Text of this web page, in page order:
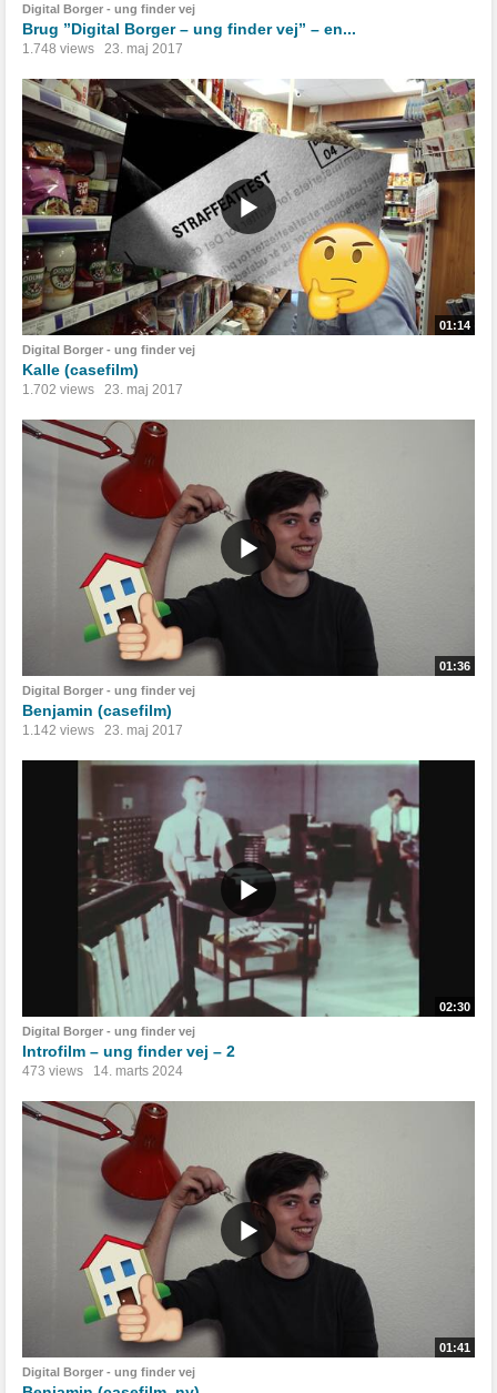
Digital Borger - ung finder vej
Brug ”Digital Borger – ung finder vej” – en...
1.748 views 23. maj 2017
01:14
Digital Borger - ung finder vej
Kalle (casefilm)
1.702 views 23. maj 2017
01:36
Digital Borger - ung finder vej
Benjamin (casefilm)
1.142 views 23. maj 2017
02:30
Digital Borger - ung finder vej
Introfilm – ung finder vej – 2
473 views 14. marts 2024
01:41
Digital Borger - ung finder vej